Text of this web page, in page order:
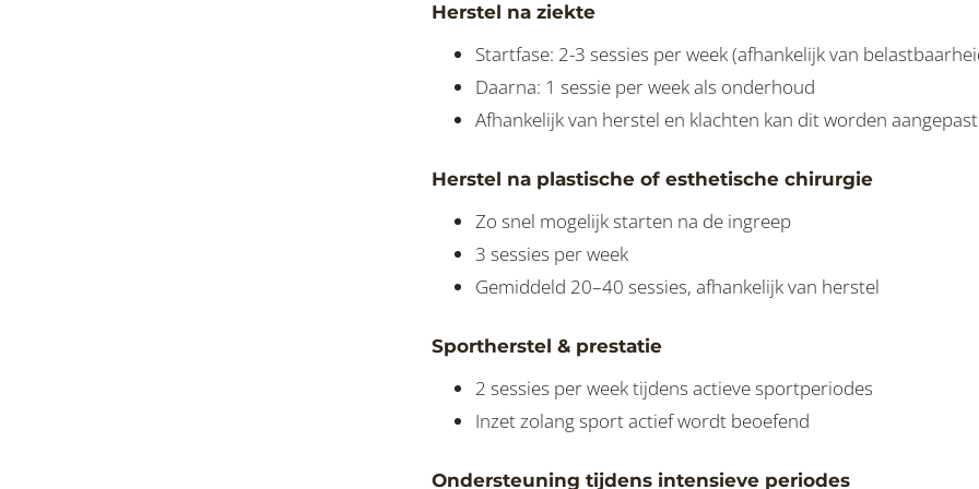
Herstel na ziekte
Startfase: 2-3 sessies per week (afhankelijk van
Daarna: 1 sessie per week als onderhoud
Afhankelijk van herstel en klachten kan dit worden aangepast
Herstel na plastische of esthetische chirurgie
Zo snel mogelijk starten na de ingreep
3 sessies per week
Gemiddeld 20–40 sessies, afhankelijk van herstel
Sportherstel & prestatie
2 sessies per week tijdens actieve sportperiodes
Inzet zolang sport actief wordt beoefend
Ondersteuning tijdens intensieve periodes